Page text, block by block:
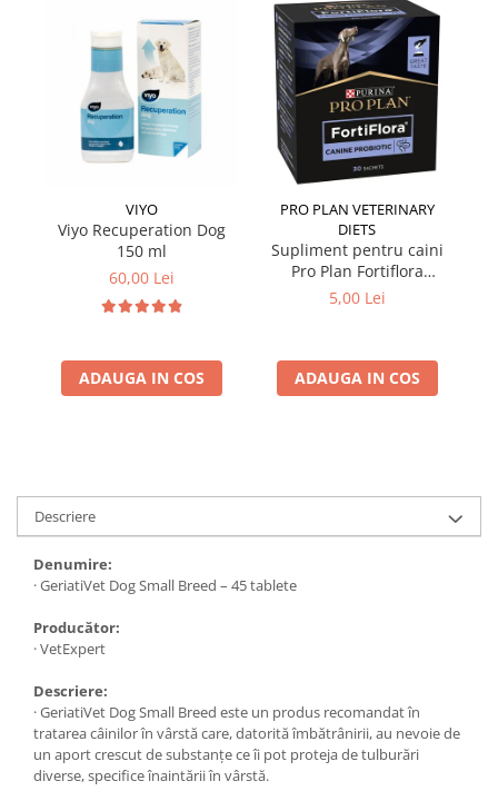
VIYO
Viyo Recuperation Dog
150 ml
60,00 Lei
ADAUGA IN COS
PRO PLAN VETERINARY
DIETS
Supliment pentru caini
Pro Plan Fortiflora
Probiotic 1 plic x 1 gr
5,00 Lei
ADAUGA IN COS
Descriere
Denumire:
· GeriatiVet Dog Small Breed – 45 tablete
Producător:
· VetExpert
Descriere:
· GeriatiVet Dog Small Breed este un produs recomandat în
tratarea câinilor în vârstă care, datorită îmbătrânirii, au nevoie de
un aport crescut de substanțe ce îi pot proteja de tulburări
diverse, specifice înaintării în vârstă.